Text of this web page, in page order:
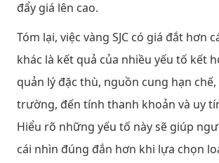
đẩy giá lên cao.
Tóm lại, việc vàng SJC có giá đắt hơn
khác là kết quả của nhiều yếu tố kết
quản lý đặc thù, nguồn cung hạn
trường, đến tính thanh khoản và uy
Hiểu rõ những yếu tố này sẽ giúp
cái nhìn đúng đắn hơn khi lựa chọn